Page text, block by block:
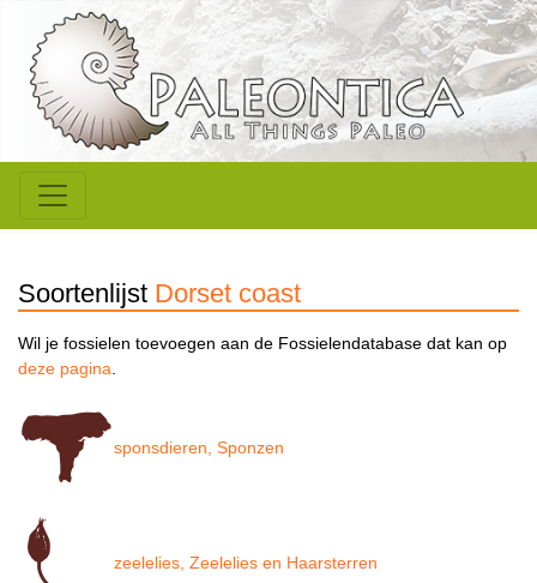
Soortenlijst Dorset coast
Wil je fossielen toevoegen aan de Fossielendatabase dat kan op
deze pagina.
sponsdieren, Sponzen
zeelelies, Zeelelies en Haarsterren